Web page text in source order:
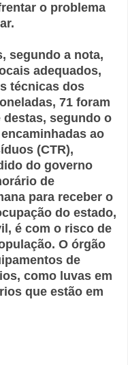
o problema
segundo a nota,
adequados,
técnicas dos
71 foram
destas, segundo o
ao
(CTR),
do governo
de
para receber o
do estado,
é com o risco de
O órgão
de
como luvas em
que estão em